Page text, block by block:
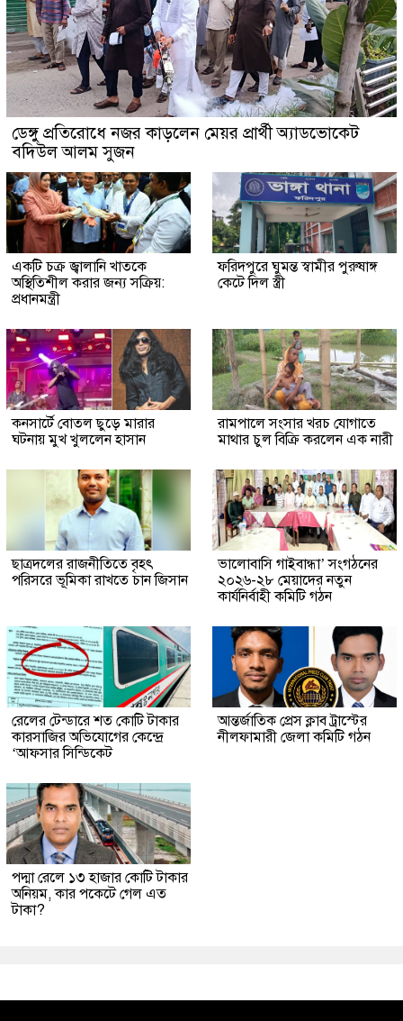
ডেঙ্গু প্রতিরোধে নজর কাড়লেন মেয়র প্রার্থী অ্যাডভোকেট
বদিউল আলম সুজন
একটি চক্র জ্বালানি খাতকে
অস্থিতিশীল করার জন্য সক্রিয়:
প্রধানমন্ত্রী
ফরিদপুরে ঘুমন্ত স্বামীর পুরুষাঙ্গ
কেটে দিল স্ত্রী
কনসার্টে বোতল ছুড়ে মারার
ঘটনায় মুখ খুললেন হাসান
রামপালে সংসার খরচ যোগাতে
মাথার চুল বিক্রি করলেন এক নারী
ছাত্রদলের রাজনীতিতে বৃহৎ
পরিসরে ভূমিকা রাখতে চান জিসান
ভালোবাসি গাইবান্ধা’ সংগঠনের
২০২৬-২৮ মেয়াদের নতুন
কার্যনির্বাহী কমিটি গঠন
রেলের টেন্ডারে শত কোটি টাকার
কারসাজির অভিযোগের কেন্দ্রে
‘আফসার সিন্ডিকেট
আন্তর্জাতিক প্রেস ক্লাব ট্রাস্টের
নীলফামারী জেলা কমিটি গঠন
পদ্মা রেলে ১৩ হাজার কোটি টাকার
অনিয়ম, কার পকেটে গেল এত
টাকা?